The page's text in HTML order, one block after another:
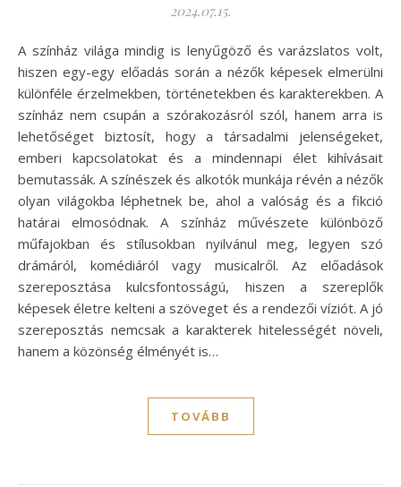
2024.07.15.
A színház világa mindig is lenyűgöző és varázslatos volt,
hiszen egy-egy előadás során a nézők képesek elmerülni
különféle érzelmekben, történetekben és karakterekben. A
színház nem csupán a szórakozásról szól, hanem arra is
lehetőséget biztosít, hogy a társadalmi jelenségeket,
emberi kapcsolatokat és a mindennapi élet kihívásait
bemutassák. A színészek és alkotók munkája révén a nézők
olyan világokba léphetnek be, ahol a valóság és a fikció
határai elmosódnak. A színház művészete különböző
műfajokban és stílusokban nyilvánul meg, legyen szó
drámáról, komédiáról vagy musicalről. Az előadások
szereposztása kulcsfontosságú, hiszen a szereplők
képesek életre kelteni a szöveget és a rendezői víziót. A jó
szereposztás nemcsak a karakterek hitelességét növeli,
hanem a közönség élményét is…
TOVÁBB